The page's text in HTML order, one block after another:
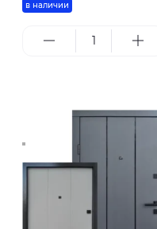
в наличии